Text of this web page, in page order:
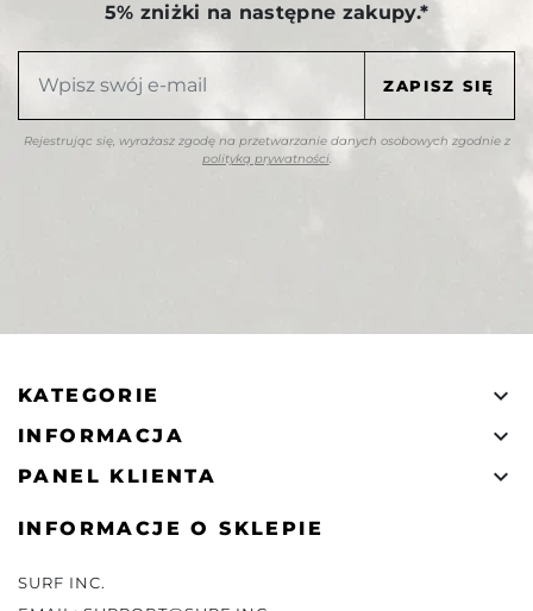
5% zniżki na następne zakupy.*
Rejestrując się, wyrażasz zgodę na przetwarzanie danych osobowych zgodnie z
polityką prywatności.
KATEGORIE 
INFORMACJA 
PANEL KLIENTA 
INFORMACJE O SKLEPIE
SURF INC.